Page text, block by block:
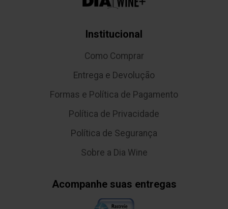
Institucional
Como Comprar
Entrega e Devolução
Formas e Política de Pagamento
Política de Privacidade
Política de Segurança
Sobre a Dia Wine
Acompanhe suas entregas